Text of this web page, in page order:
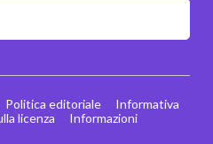
Politica editoriale
Informativa
licenza
Informazioni